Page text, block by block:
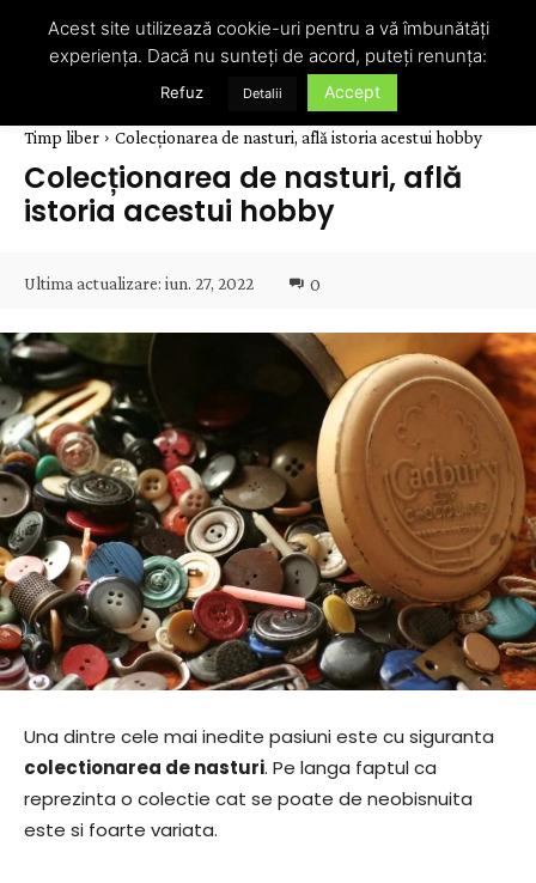
Timp liber Colecționarea de nasturi, află istoria acestui hobby
Colecționarea de nasturi, află
istoria acestui hobby
Ultima actualizare: iun. 27, 2022 0
Una dintre cele mai inedite pasiuni este cu siguranta
colectionarea de nasturi. Pe langa faptul ca
reprezinta o colectie cat se poate de neobisnuita
este si foarte variata.
Acest site utilizează cookie-uri pentru a vă îmbunătăți
experiența. Dacă nu sunteți de acord, puteți renunța:
Refuz Detalii Accept